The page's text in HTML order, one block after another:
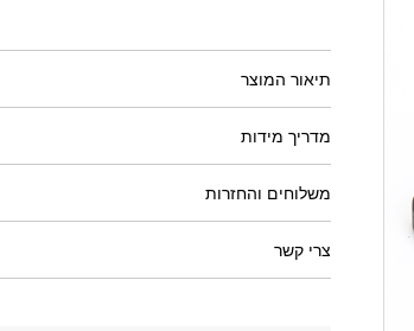
תיאור המוצר
מדריך מידות
משלוחים והחזרות
צרי קשר